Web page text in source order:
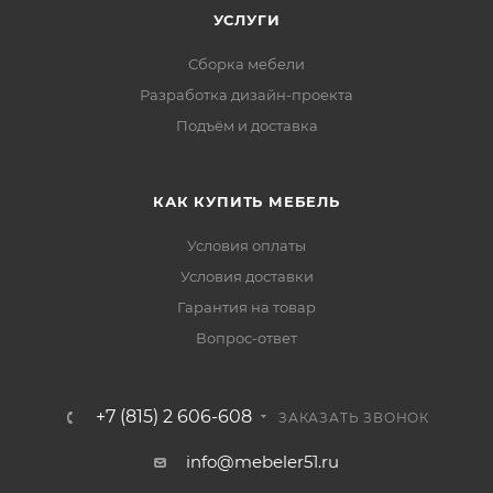
УСЛУГИ
Сборка мебели
Разработка дизайн-проекта
Подъём и доставка
КАК КУПИТЬ МЕБЕЛЬ
Условия оплаты
Условия доставки
Гарантия на товар
Вопрос-ответ
+7 (815) 2 606-608 ЗАКАЗАТЬ ЗВОНОК
info@mebeler51.ru